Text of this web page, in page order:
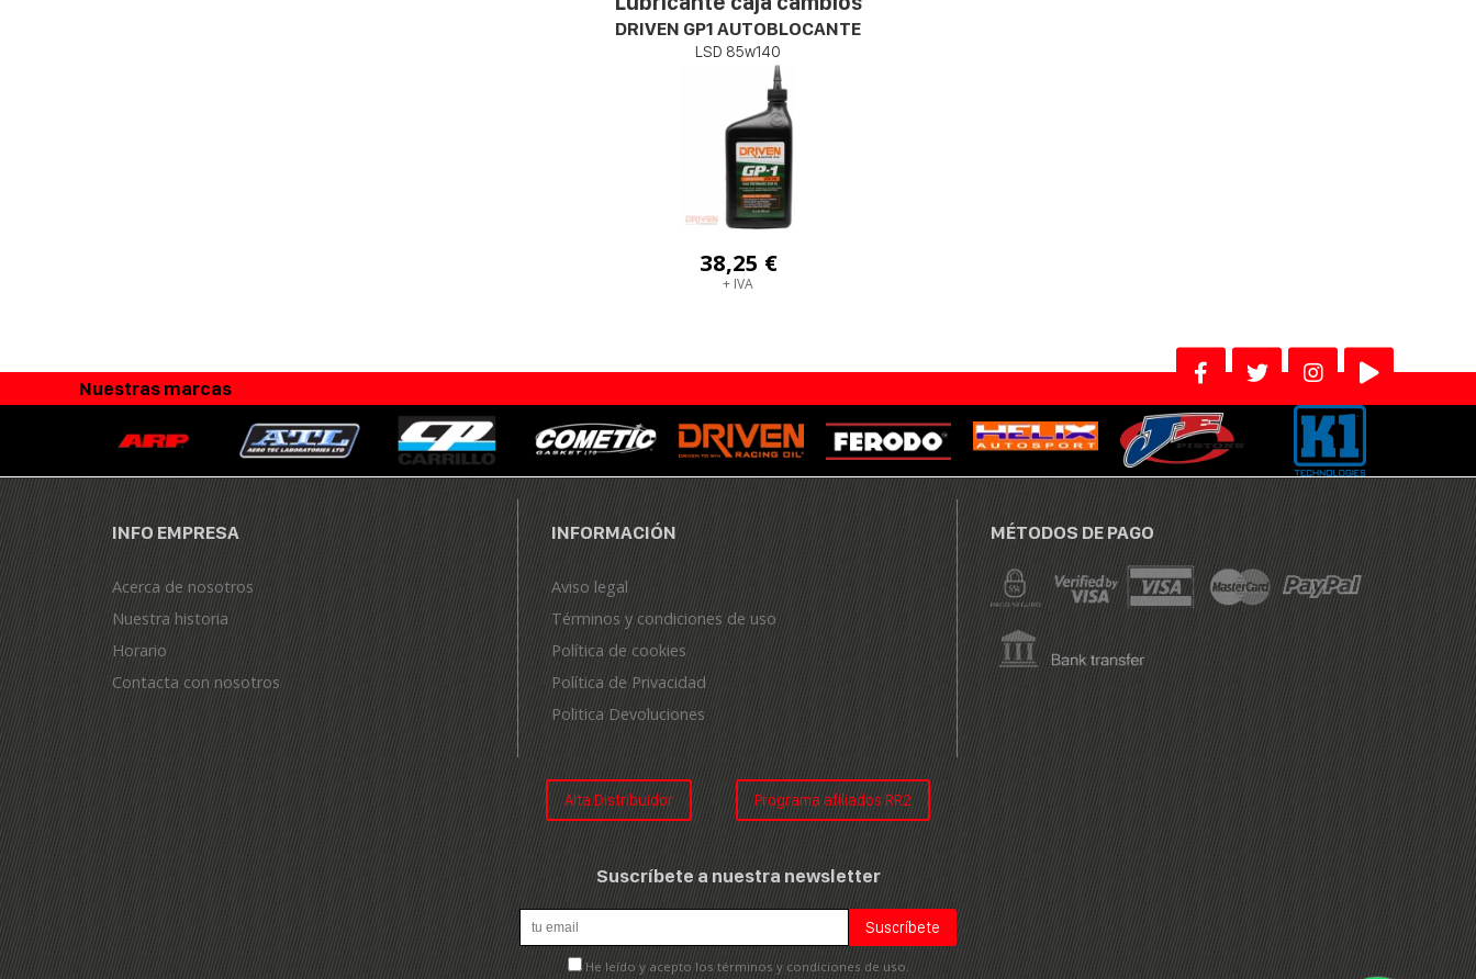
DRIVEN GP1 AUTOBLOCANTE
LSD 85w140
38,25 €
+ IVA
Nuestras marcas
INFO EMPRESA
Acerca de nosotros
Nuestra historia
Horario
Contacta con nosotros
INFORMACIÓN
Aviso legal
Términos y condiciones de uso
Política de cookies
Política de Privacidad
Politica Devoluciones
MÉTODOS DE PAGO
Alta Distribuidor Programa afiliados RR2
Suscríbete a nuestra newsletter
He leído y acepto los términos y condiciones de uso.